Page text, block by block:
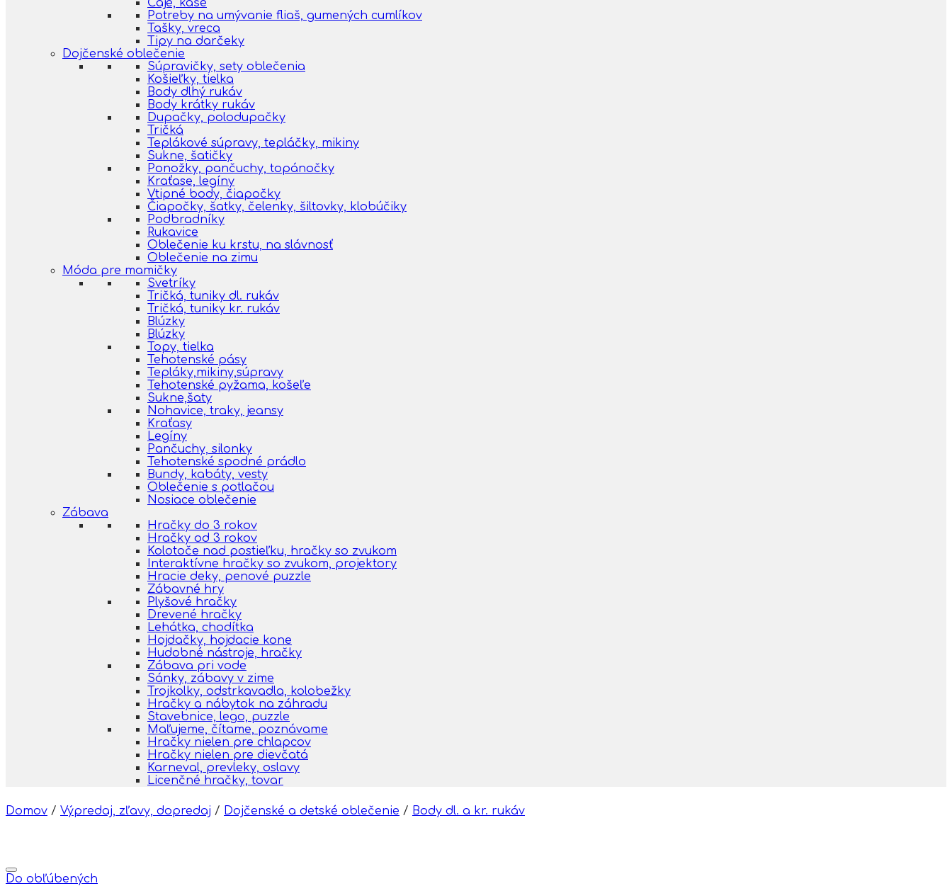
Čaje, kaše
Potreby na umývanie fliaš, gumených cumlíkov
Tašky, vreca
Tipy na darčeky
Dojčenské oblečenie
Súpravičky, sety oblečenia
Košieľky, tielka
Body dlhý rukáv
Body krátky rukáv
Dupačky, polodupačky
Tričká
Teplákové súpravy, tepláčky, mikiny
Sukne, šatičky
Ponožky, pančuchy, topánočky
Kraťase, legíny
Vtipné body, čiapočky
Čiapočky, šatky, čelenky, šiltovky, klobúčiky
Podbradníky
Rukavice
Oblečenie ku krstu, na slávnosť
Oblečenie na zimu
Móda pre mamičky
Svetríky
Tričká, tuniky dl. rukáv
Tričká, tuniky kr. rukáv
Blúzky
Blúzky
Topy, tielka
Tehotenské pásy
Tepláky,mikiny,súpravy
Tehotenské pyžama, košeľe
Sukne,šaty
Nohavice, traky, jeansy
Kraťasy
Legíny
Pančuchy, silonky
Tehotenské spodné prádlo
Bundy, kabáty, vesty
Oblečenie s potlačou
Nosiace oblečenie
Zábava
Hračky do 3 rokov
Hračky od 3 rokov
Kolotoče nad postieľku, hračky so zvukom
Interaktívne hračky so zvukom, projektory
Hracie deky, penové puzzle
Zábavné hry
Plyšové hračky
Drevené hračky
Lehátka, chodítka
Hojdačky, hojdacie kone
Hudobné nástroje, hračky
Zábava pri vode
Sánky, zábavy v zime
Trojkolky, odstrkavadla, kolobežky
Hračky a nábytok na záhradu
Stavebnice, lego, puzzle
Maľujeme, čítame, poznávame
Hračky nielen pre chlapcov
Hračky nielen pre dievčatá
Karneval, prevleky, oslavy
Licenčné hračky, tovar
Domov / Výpredaj, zľavy, dopredaj / Dojčenské a detské oblečenie / Body dl. a kr. rukáv
Do obľúbených